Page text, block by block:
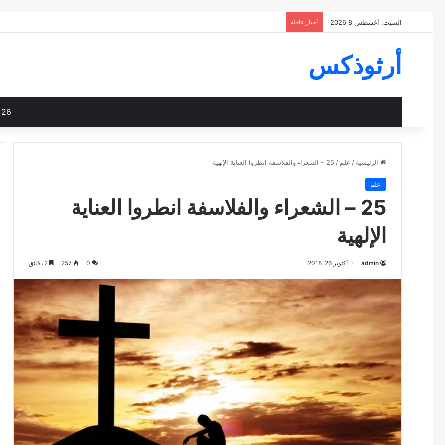
السبت, أغسطس 8 2026 أخبار عاجلة
أرثوذكس
26
الرئيسية / علم / 25 – الشعراء والفلاسفة انطروا العناية الإلهية
علم
25 – الشعراء والفلاسفة انطروا العناية
الإلهية
admin أكتوبر 26, 2018 0
257